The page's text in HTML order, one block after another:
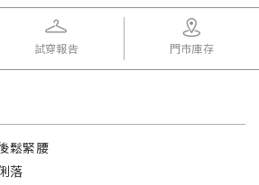
試穿報告 門市庫存
鬆緊腰
落